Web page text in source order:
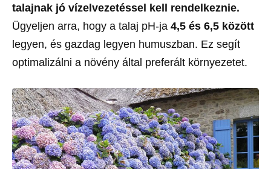
talajnak jó vízelvezetéssel kell rendelkeznie.
Ügyeljen arra, hogy a talaj pH-ja 4,5 és 6,5 között
legyen, és gazdag legyen humuszban. Ez segít
optimalizálni a növény által preferált környezetet.